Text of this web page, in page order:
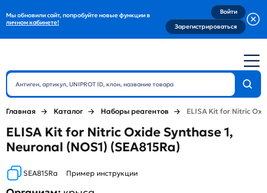
Мы обновили сайт, попробуйте новые функции в
личном кабинете!
Войти
Зарегистрироваться
Главная Каталог Наборы реагентов ELISA Kit for Nitric
ELISA Kit for Nitric Oxide Synthase 1,
Neuronal (NOS1) (SEA815Ra)
SEA815Ra Пример инструкции